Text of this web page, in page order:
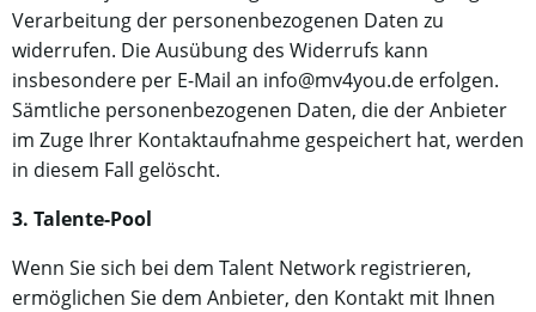
Verarbeitung der personenbezogenen Daten zu
widerrufen. Die Ausübung des Widerrufs kann
insbesondere per E-Mail an info@mv4you.de erfolgen.
Sämtliche personenbezogenen Daten, die der Anbieter
im Zuge Ihrer Kontaktaufnahme gespeichert hat, werden
in diesem Fall gelöscht.
3. Talente-Pool
Wenn Sie sich bei dem Talent Network registrieren,
ermöglichen Sie dem Anbieter, den Kontakt mit Ihnen